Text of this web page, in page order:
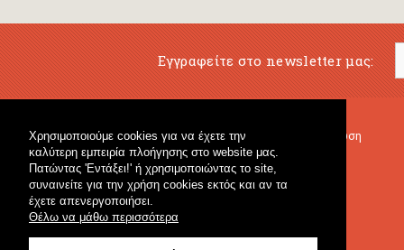
Χρησιμοποιούμε cookies για να έχετε την
καλύτερη εμπειρία πλοήγησης στο website μας.
Πατώντας 'Εντάξει!' ή χρησιμοποιώντας το site,
συναινείτε για την χρήση cookies εκτός και αν τα
έχετε απενεργοποιήσει.
Θέλω να μάθω περισσότερα
Εγγραφείτε στο newsletter μας:
Μουσικό Βιβλιοπωλείο
Κρουστά & Εκπαιδευτικό Υλικό
Γενικό Βιβλιοπωλείο
Μουσική Εκπαίδευση
Fagotto Blog